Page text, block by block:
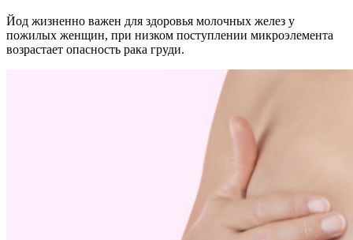
Йод жизненно важен для здоровья молочных желез у
пожилых женщин, при низком поступлении микроэлемента
возрастает опасность рака груди.